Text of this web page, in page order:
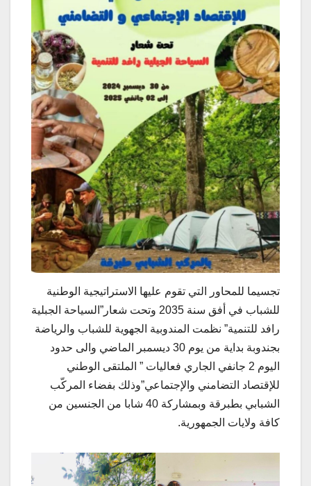
تجسيما للمحاور التي تقوم عليها الاستراتيجية الوطنية
للشباب في أفق سنة 2035 وتحت شعار”السياحة الجبلية
رافد للتنمية” نظمت المندوبية الجهوية للشباب والرياضة
بجندوبة بداية من يوم 30 ديسمبر الماضي والى حدود
اليوم 2 جانفي الجاري فعاليات ” الملتقى الوطني
للإقتصاد التضامني والإجتماعي”وذلك بفضاء المركّب
الشبابي بطبرقة وبمشاركة 40 شابا من الجنسين من
كافة ولايات الجمهورية.